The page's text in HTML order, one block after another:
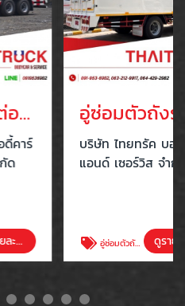
อู่ซ่อมตัวถังรถบรรทุก สมุทรสาคร
บริษัท ไทยทรัค บอดี้คาร์
แอนด์ เซอร์วิส จำกัด
อู่ซ่อมตัวถังรถบรรทุก สมุทรสาคร ดูรายละเอียด